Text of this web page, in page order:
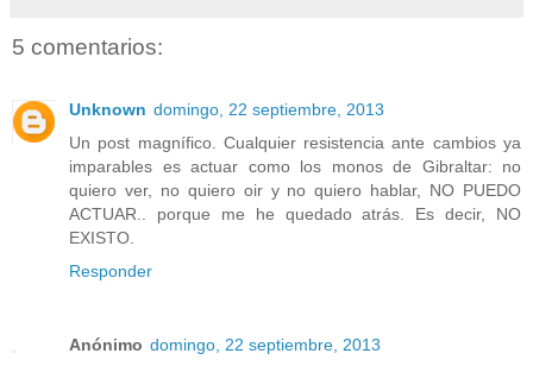
5 comentarios:
Unknown domingo, 22 septiembre, 2013
Un post magnífico. Cualquier resistencia ante cambios ya
imparables es actuar como los monos de Gibraltar: no
quiero ver, no quiero oir y no quiero hablar, NO PUEDO
ACTUAR.. porque me he quedado atrás. Es decir, NO
EXISTO.
Responder
Anónimo domingo, 22 septiembre, 2013